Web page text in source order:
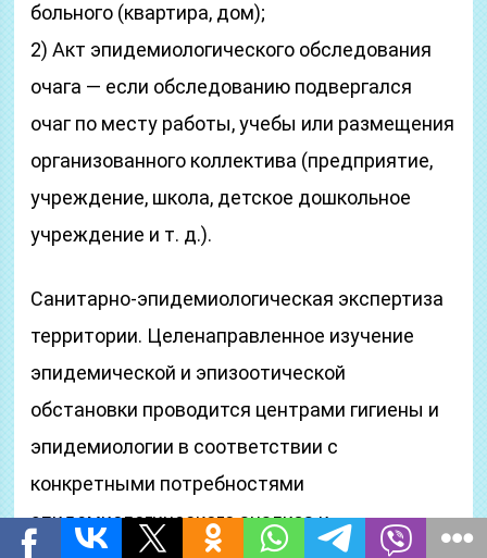
больного (квартира, дом);
2) Акт эпидемиологического обследования
очага — если обследованию подвергался
очаг по месту работы, учебы или размещения
организованного коллектива (предприятие,
учреждение, школа, детское дошкольное
учреждение и т. д.).
Санитарно-эпидемиологическая экспертиза
территории. Целенаправленное изучение
эпидемической и эпизоотической
обстановки проводится центрами гигиены и
эпидемиологии в соответствии с
конкретными потребностями
эпидемиологического анализа и